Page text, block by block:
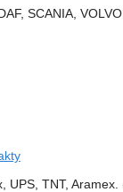
SCANIA,
UPS, TNT,